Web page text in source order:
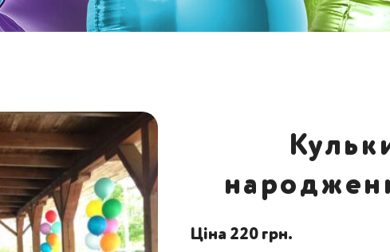
Ціна 220 грн.